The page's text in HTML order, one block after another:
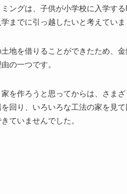
ングは、子供が小学校に入学す
までに引っ越したいと考えていま
地を借りることができたため、
の一つです。
を作ろうと思ってからは、さま
回り、いろいろな工法の家を見
ていませんでした。